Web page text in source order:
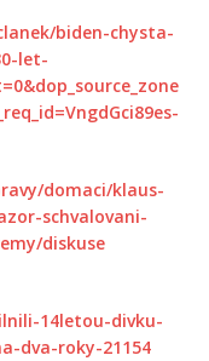
biden-chysta-
let-
domaci/klaus-
schvalovani-
diskuse
14letou-divku-
dva-roky-21154